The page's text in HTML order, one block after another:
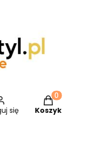
się
Produkty w
Koszyk